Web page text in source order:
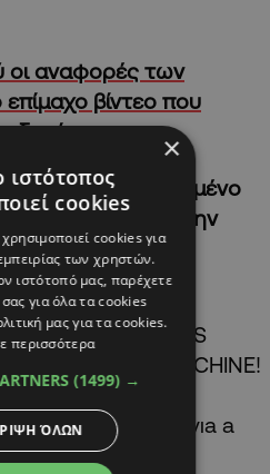
οι αναφορές των
βίντεο που
εξηγήσεων
το συγκεκριμένο
αναφορικά με την
του:
I just received!
VIDEO EXPOSES
CASH MACHINE!
allegedly
fınance cap vıa a
×
ιστότοπος
cookies
cookies για
των χρηστών.
ιστότοπό μας, παρέχετε
για όλα τα cookies
μας για τα cookies.
περισσότερα
(1499) →
ΌΛΩΝ